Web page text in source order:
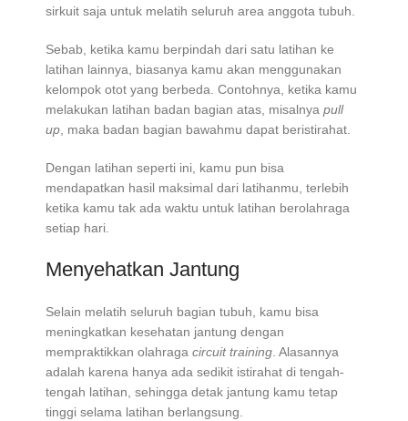
sirkuit saja untuk melatih seluruh area anggota tubuh.
Sebab, ketika kamu berpindah dari satu latihan ke
latihan lainnya, biasanya kamu akan menggunakan
kelompok otot yang berbeda. Contohnya, ketika kamu
melakukan latihan badan bagian atas, misalnya pull
up , maka badan bagian bawahmu dapat beristirahat.
Dengan latihan seperti ini, kamu pun bisa
mendapatkan hasil maksimal dari latihanmu, terlebih
ketika kamu tak ada waktu untuk latihan berolahraga
setiap hari.
Menyehatkan Jantung
Selain melatih seluruh bagian tubuh, kamu bisa
meningkatkan kesehatan jantung dengan
mempraktikkan olahraga circuit training . Alasannya
adalah karena hanya ada sedikit istirahat di tengah-
tengah latihan, sehingga detak jantung kamu tetap
tinggi selama latihan berlangsung.